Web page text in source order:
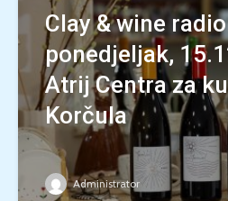
Clay & wine
ponedjeljak,
Atrij Centra za
Korčula
Administrator